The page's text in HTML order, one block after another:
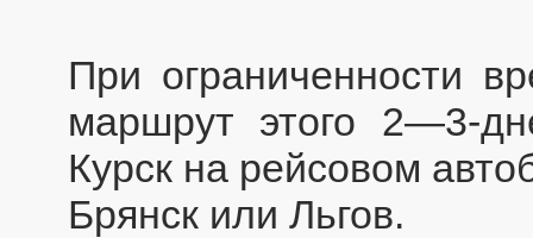
При ограниченности
маршрут этого 2—3-
Курск на рейсовом
Брянск или Льгов.